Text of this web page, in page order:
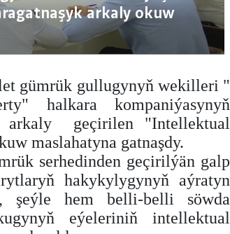
arkaly okuw
gümrük gullugynyň wekilleri "
halkara kompaniýasynyň
arkaly
geçirilen "Intellektual
maslahatyna gatnaşdy.
serhedinden geçirilýän galp
hakykylygynyň aýratyn
şeýle hem belli-belli söwda
eýeleriniň intellektual